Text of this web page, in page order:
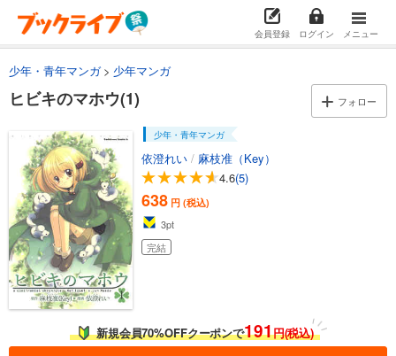
会員登録 ログイン メニュー
少年・青年マンガ 少年マンガ
ヒビキのマホウ(1) フォロー
少年・青年マンガ
依澄れい / 麻枝准（Key）
4.6(5)
638 円 (税込)
3pt
完結
新規会員70%OFFクーポンで191円(税込)